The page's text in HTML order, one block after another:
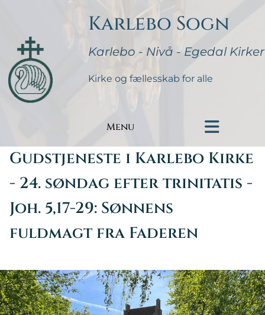
Karlebo Sogn
Karlebo - Nivå - Egedal Kirker
Kirke og fællesskab for alle
Menu
Gudstjeneste i Karlebo Kirke
- 24. søndag efter trinitatis -
Joh. 5,17-29: Sønnens
fuldmagt fra Faderen